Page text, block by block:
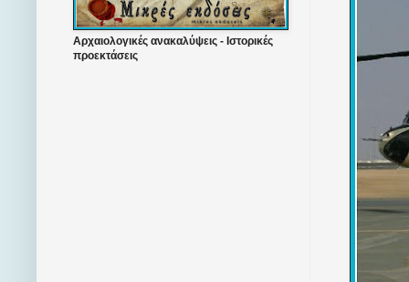
Αρχαιολογικές ανακαλύψεις - Ιστορικές
προεκτάσεις